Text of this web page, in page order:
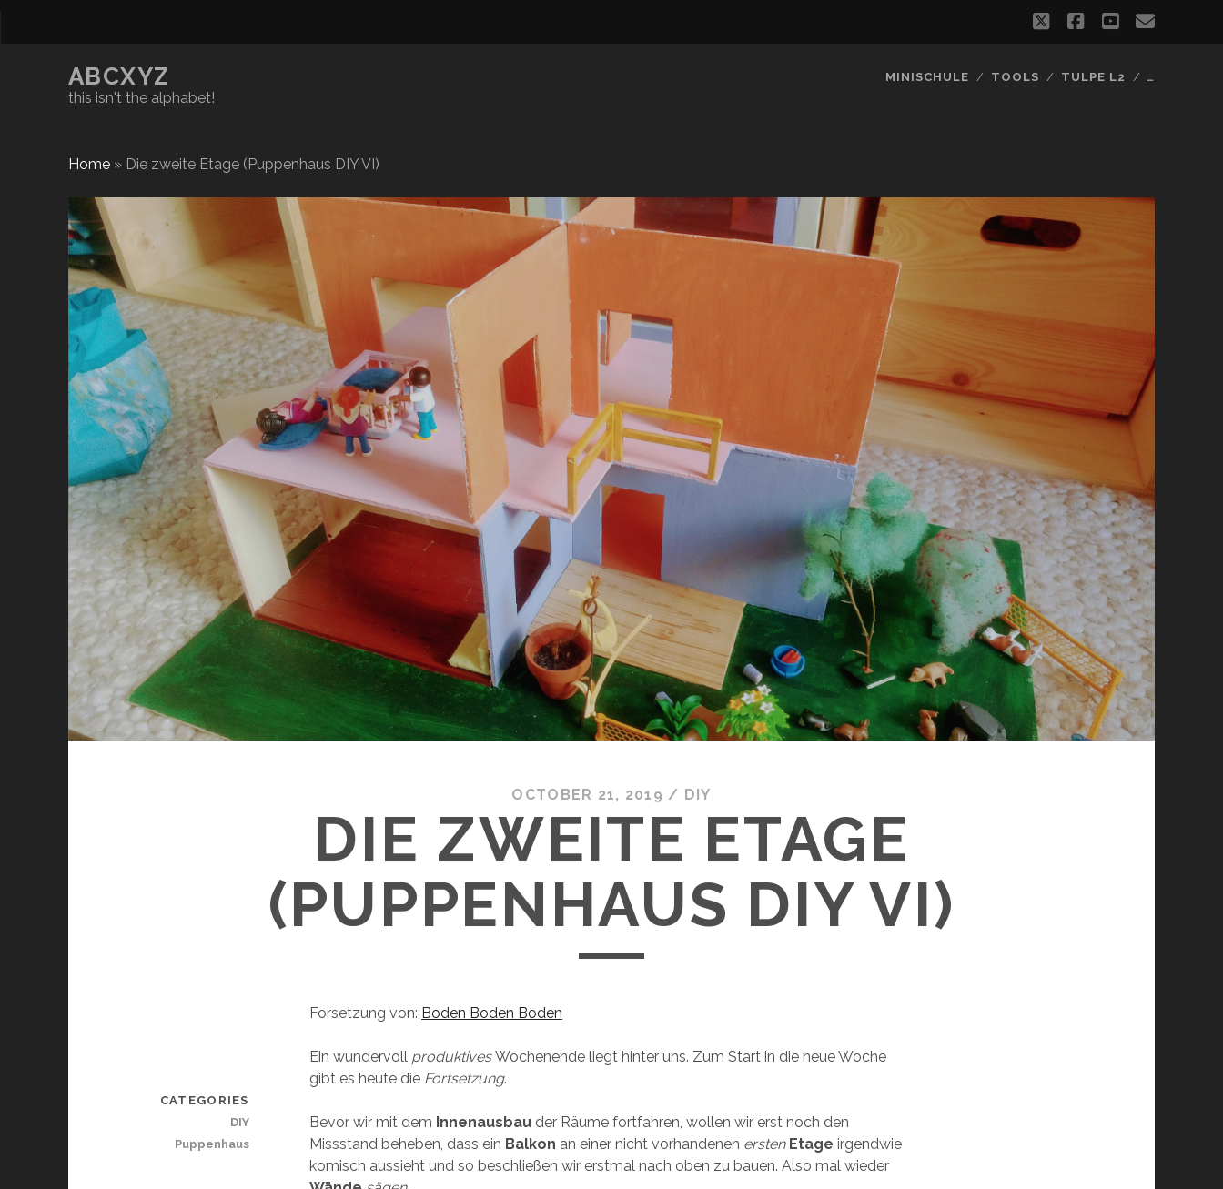
twitterfacebook
youtube
email
ABCXYZ
this isn't the alphabet!
MINISCHULE TOOLS TULPE L2 …
Home» Die zweite Etage (Puppenhaus DIY VI)
OCTOBER 21, 2019 / DIY
DIE ZWEITE ETAGE
(PUPPENHAUS DIY VI)
Forsetzung von: Boden Boden Boden
Ein wundervoll produktivesWochenende liegt hinter uns. Zum Start in die neue Woche
gibt es heute die Fortsetzung.
Bevor wir mit dem Innenausbau der Räume fortfahren, wollen wir erst noch den
Missstand beheben, dass ein Balkon an einer nicht vorhandenen ersten Etageirgendwie
komisch aussieht und so beschließen wir erstmal nach oben zu bauen. Also mal wieder
CATEGORIES
DIY
Puppenhaus